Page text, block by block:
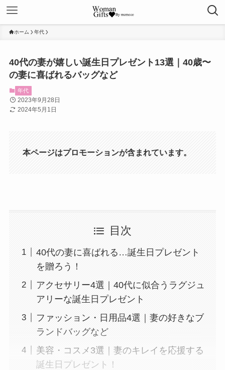
ホーム 年代
40代の妻が嬉しい誕生日プレゼント13選｜40歳〜
の妻に喜ばれるバッグなど
年代
2023年9月28日
2024年5月1日
本ページはプロモーションが含まれています。
目次
40代の妻に喜ばれる…誕生日プレゼント
を贈ろう！
アクセサリー4選｜40代に似合うラグジュ
アリーな誕生日プレゼント
ファッション・日用品4選｜妻の好きなブ
ランドバッグなど
美容・コスメ3選｜妻のキレイを応援する
誕生日プレゼント！